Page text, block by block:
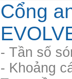
Cổng
- Tần số
- Khoảng